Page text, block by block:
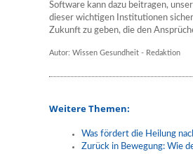
Software kann dazu beitragen,
dieser wichtigen Institutionen
Zukunft zu geben, die den
Autor: Wissen Gesundheit - Redaktion
Weitere Themen:
Was fördert die Heilung
Zurück in Bewegung: Wie